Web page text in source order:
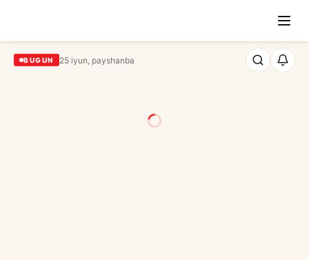
BUGUN 25 iyun, payshanba